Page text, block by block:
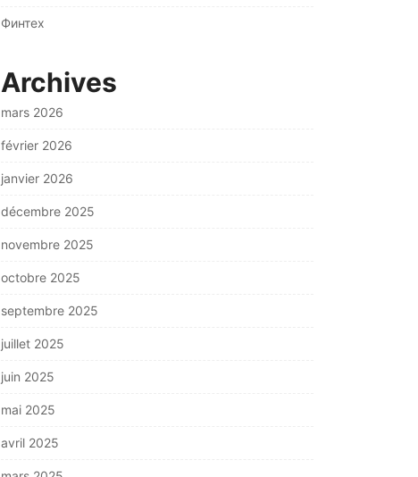
Финтех
Archives
mars 2026
février 2026
janvier 2026
décembre 2025
novembre 2025
octobre 2025
septembre 2025
juillet 2025
juin 2025
mai 2025
avril 2025